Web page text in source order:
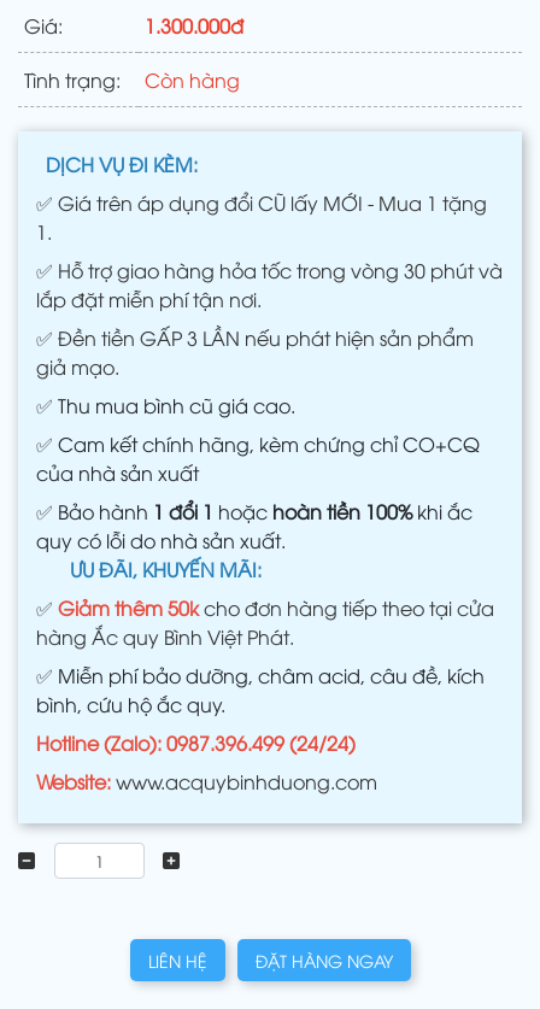
Giá: 1.300.000đ
Tình trạng: Còn hàng
DỊCH VỤ ĐI KÈM:
✅ Giá trên áp dụng đổi CŨ lấy MỚI - Mua 1 tặng
1.
✅ Hỗ trợ giao hàng hỏa tốc trong vòng 30 phút và
lắp đặt miễn phí tận nơi.
✅ Đền tiền GẤP 3 LẦN nếu phát hiện sản phẩm
giả mạo.
✅ Thu mua bình cũ giá cao.
✅ Cam kết chính hãng, kèm chứng chỉ CO+CQ
của nhà sản xuất
✅ Bảo hành 1 đổi 1 hoặc hoàn tiền 100%khi ắc
quy có lỗi do nhà sản xuất.
ƯU ĐÃI, KHUYẾN MÃI:
✅ Giảm thêm 50kcho đơn hàng tiếp theo tại cửa
hàng Ắc quy Bình Việt Phát.
✅ Miễn phí bảo dưỡng, châm acid, câu đề, kích
bình, cứu hộ ắc quy.
Hotline (Zalo): 0987.396.499 (24/24)
Website:www.acquybinhduong.com
LIÊN HỆ ĐẶT HÀNG NGAY